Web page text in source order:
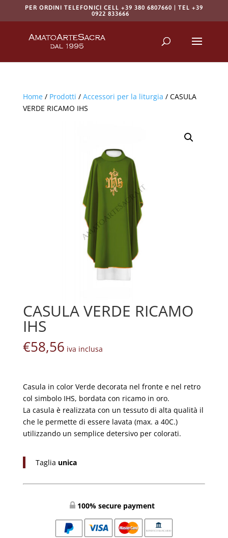
PER ORDINI TELEFONICI CELL +39 380 6807660 | TEL +39
0922 833666
Home/ Prodotti / Accessori per la liturgia / CASULA
VERDE RICAMO IHS
CASULA VERDE RICAMO
IHS
€58,56 iva inclusa
Casula in color Verde decorata nel fronte e nel retro
col simbolo IHS, bordata con ricamo in oro.
La casula è realizzata con un tessuto di alta qualità il
che le permette di essere lavata (max. a 40C.)
utilizzando un semplice detersivo per colorati.
Taglia unica
100% secure payment